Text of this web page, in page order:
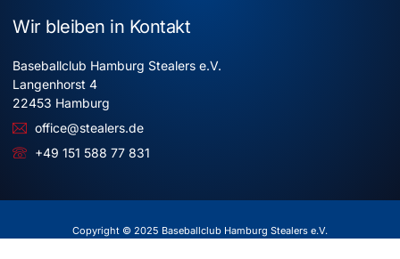
Wir bleiben in Kontakt
Baseballclub Hamburg Stealers e.V.
Langenhorst 4
22453 Hamburg
office@stealers.de
+49 151 588 77 831
Copyright © 2025 Baseballclub Hamburg Stealers e.V.